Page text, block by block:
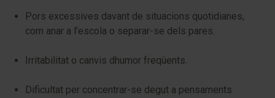
Pors excessives davant de situacions quotidianes,
com anar a l’escola o separar-se dels pares.
Irritabilitat o canvis dhumor freqüents.
Dificultat per concentrar-se degut a pensaments